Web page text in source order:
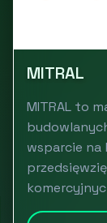
MITRAL
MITRAL to
wsparcie na